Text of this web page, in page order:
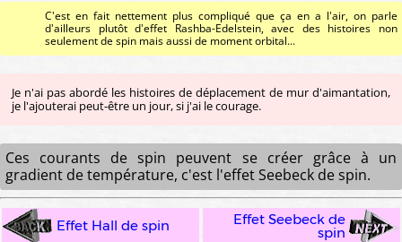
C'est en fait nettement plus compliqué que ça en a l'air, on parle
d'ailleurs plutôt d'effet Rashba-Edelstein, avec des histoires non
seulement de spin mais aussi de moment orbital...
Je n'ai pas abordé les histoires de déplacement de mur d'aimantation,
je l'ajouterai peut-être un jour, si j'ai le courage.
Ces courants de spin peuvent se créer grâce à un
gradient de température, c'est l'effet Seebeck de spin.
Effet Hall de spin Effet Seebeck de
spin